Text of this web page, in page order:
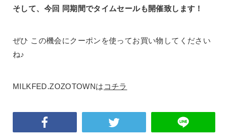
そして、今回 同期間でタイムセールも開催致します！
ぜひ この機会にクーポンを使ってお買い物してください
ね♪
MILKFED.ZOZOTOWNは コチラ